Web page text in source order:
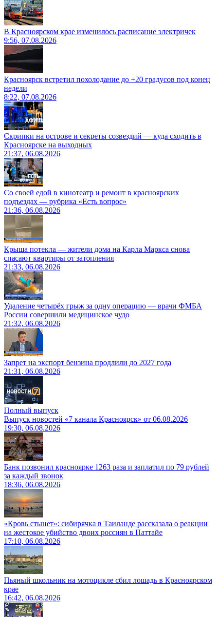
В Красноярском крае изменилось расписание электричек
9:56, 07.08.2026
Красноярск встретил похолодание до +20 градусов под конец
недели
8:22, 07.08.2026
Скрипки на острове и секреты созвездий — куда сходить в
Красноярске на выходных
21:37, 06.08.2026
Со своей едой в кинотеатр и ремонт в красноярских
подъездах — рубрика «Есть вопрос»
21:36, 06.08.2026
Крыша потекла — жители дома на Карла Маркса снова
спасают квартиры от затопления
21:33, 06.08.2026
Удаление четырёх грыж за одну операцию — врачи ФМБА
России совершили медицинское чудо
21:32, 06.08.2026
Запрет на экспорт бензина продлили до 2027 года
21:31, 06.08.2026
Полный выпуск
Выпуск новостей «7 канала Красноярск» от 06.08.2026
19:30, 06.08.2026
Банк позвонил красноярке 1263 раза и заплатил по 79 рублей
за каждый звонок
18:36, 06.08.2026
«Кровь стынет»: сибирячка в Таиланде рассказала о реакции
на жестокое убийство двоих россиян в Паттайе
17:10, 06.08.2026
Пьяный школьник на мотоцикле сбил лошадь в Красноярском
крае
16:42, 06.08.2026